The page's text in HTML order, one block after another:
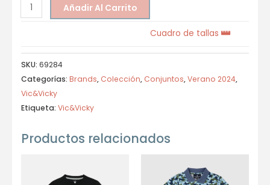
Añadir Al Carrito
Cuadro de tallas
SKU: 69284
Categorías: Brands, Colección, Conjuntos,Verano 2024,
Vic&Vicky
Etiqueta: Vic&Vicky
Productos relacionados